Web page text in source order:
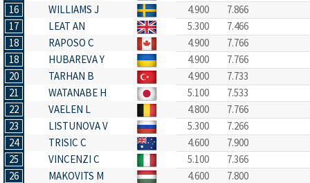
16
WILLIAMS J 4.900
7.866
17
LEAT AN 5.300
7.466
18
RAPOSO C 4.900
7.766
18
HUBAREVA Y 4.900
7.766
20
TARHAN B 4.900
7.733
21
WATANABE H 5.100
7.533
22
VAELEN L 4.800
7.766
23
LISTUNOVA V 5.300
7.266
24
TRISIC C 4.600
7.900
25
VINCENZI C 5.100
7.366
26
MAKOVITS M 4.600
7.800